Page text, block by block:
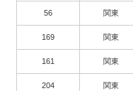
56 関東
169 関東
161 関東
204 関東